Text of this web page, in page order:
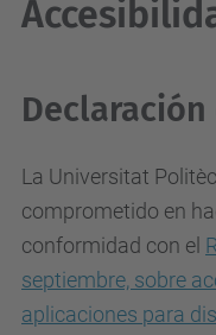
La Universitat
comprometido en
conformidad con el
septiembre, sobre
aplicaciones para